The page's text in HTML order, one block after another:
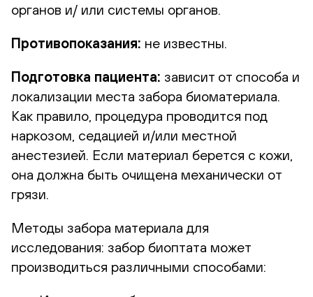
органов и/ или системы органов.
Противопоказания: не известны.
Подготовка пациента: зависит от способа и
локализации места забора биоматериала.
Как правило, процедура проводится под
наркозом, седацией и/или местной
анестезией. Если материал берется с кожи,
она должна быть очищена механически от
грязи.
Методы забора материала для
исследования: забор биоптата может
производиться различными способами: